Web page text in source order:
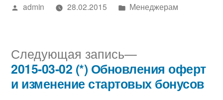
Написано
admin 28.02.2015
Написано
Менеджерам
Навигация
Следующая запись
Следующая
запись:
2015-03-02 (*) Обновления оферт
и изменение стартовых бонусов